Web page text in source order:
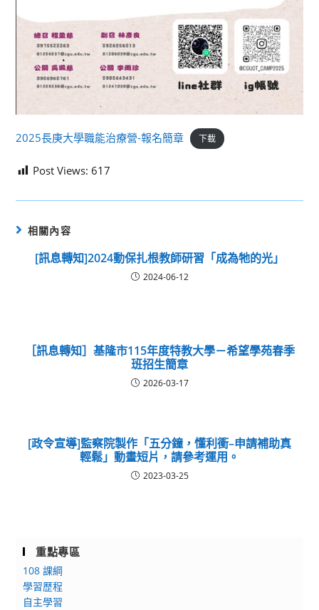
2025長庚大學職能治療營-報名簡章 下載
Post Views: 617
相關內容
[訊息轉知]2024動保扎根教師研習「成為牠的光」
2024-06-12
［訊息轉知］基隆市115年度特教大學－希望學苑春季
班招生簡章
2026-03-17
[政令宣導]監察院製作「五分鐘，懂利衝–申請補助真
輕鬆」動畫短片，請參考運用。
2023-03-25
重點專區
108 課綱
學習歷程
自主學習